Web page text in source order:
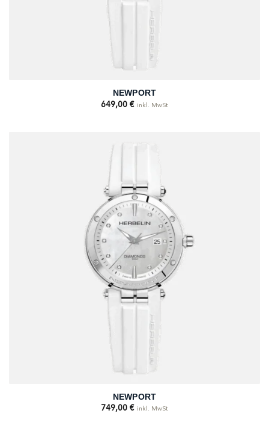
NEWPORT
649,00 € inkl. MwSt
NEWPORT
749,00 € inkl. MwSt